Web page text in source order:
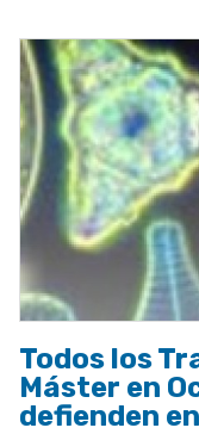
Todos los
Máster en
defienden